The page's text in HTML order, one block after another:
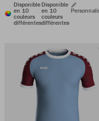
Disponible
en 10
couleurs
différentes
Disponible
en 10
couleurs
différentes